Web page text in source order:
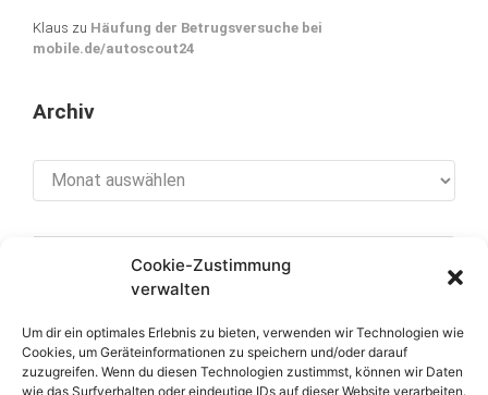
Cookie-Zustimmung
verwalten
Um dir ein optimales Erlebnis zu bieten, verwenden wir Technologien wie
Cookies, um Geräteinformationen zu speichern und/oder darauf
zuzugreifen. Wenn du diesen Technologien zustimmst, können wir Daten
wie das Surfverhalten oder eindeutige IDs auf dieser Website verarbeiten.
Klaus zu Häufung der Betrugsversuche bei
mobile.de/autoscout24
Archiv
[cookies_revoke]
Über diese Seite